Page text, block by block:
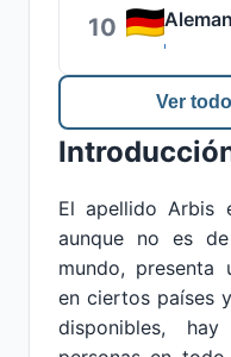
10
Ver
El apellido Arbis
aunque no es
mundo, presenta
en ciertos países
disponibles, hay